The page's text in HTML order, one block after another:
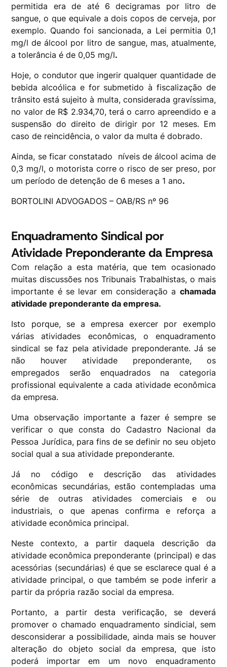
permitida era de até 6 decigramas por litro de
sangue, o que equivale a dois copos de cerveja, por
exemplo. Quando foi sancionada, a Lei permitia 0,1
mg/l de álcool por litro de sangue, mas, atualmente,
a tolerância é de 0,05 mg/l.
Hoje, o condutor que ingerir qualquer quantidade de
bebida alcoólica e for submetido à fiscalização de
trânsito está sujeito à multa, considerada gravíssima,
no valor de R$ 2.934,70, terá o carro apreendido e a
suspensão do direito de dirigir por 12 meses. Em
caso de reincidência, o valor da multa é dobrado.
Ainda, se ficar constatado níveis de álcool acima de
0,3 mg/l, o motorista corre o risco de ser preso, por
um período de detenção de 6 meses a 1 ano.
BORTOLINI ADVOGADOS – OAB/RS nº 96
Enquadramento Sindical por
Atividade Preponderante da Empresa
Com relação a esta matéria, que tem ocasionado
muitas discussões nos Tribunais Trabalhistas, o mais
importante é se levar em consideração a chamada
atividade preponderante da empresa.
Isto porque, se a empresa exercer por exemplo
várias atividades econômicas, o enquadramento
sindical se faz pela atividade preponderante. Já se
não houver atividade preponderante, os
empregados serão enquadrados na categoria
profissional equivalente a cada atividade econômica
da empresa.
Uma observação importante a fazer é sempre se
verificar o que consta do Cadastro Nacional da
Pessoa Jurídica, para fins de se definir no seu objeto
social qual a sua atividade preponderante.
Já no código e descrição das atividades
econômicas secundárias, estão contempladas uma
série de outras atividades comerciais e ou
industriais, o que apenas confirma e reforça a
atividade econômica principal.
Neste contexto, a partir daquela descrição da
atividade econômica preponderante (principal) e das
acessórias (secundárias) é que se esclarece qual é a
atividade principal, o que também se pode inferir a
partir da própria razão social da empresa.
Portanto, a partir desta verificação, se deverá
promover o chamado enquadramento sindicial, sem
desconsiderar a possibilidade, ainda mais se houver
alteração do objeto social da empresa, que isto
poderá importar em um novo enquadramento